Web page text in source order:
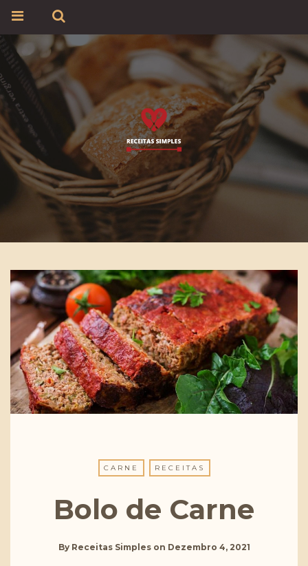
CARNE RECEITAS
Bolo de Carne
By Receitas Simples on Dezembro 4, 2021